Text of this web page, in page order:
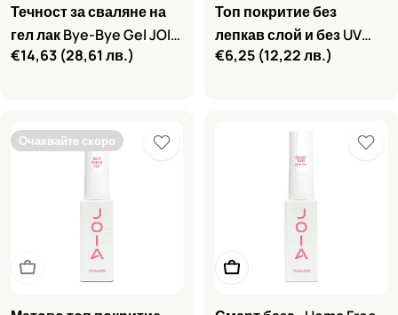
Течност за сваляне на
гел лак Bye-Bye Gel JOIA
vegan, 500 ml
Редовна
€14,63 (28,61 лв.)
Топ покритие без
лепкав слой и без UV
филтри Smart JOIA
Редовна
€6,25 (12,22 лв.)
Очаквайте скоро
Очаквайте скоро Добави в количката